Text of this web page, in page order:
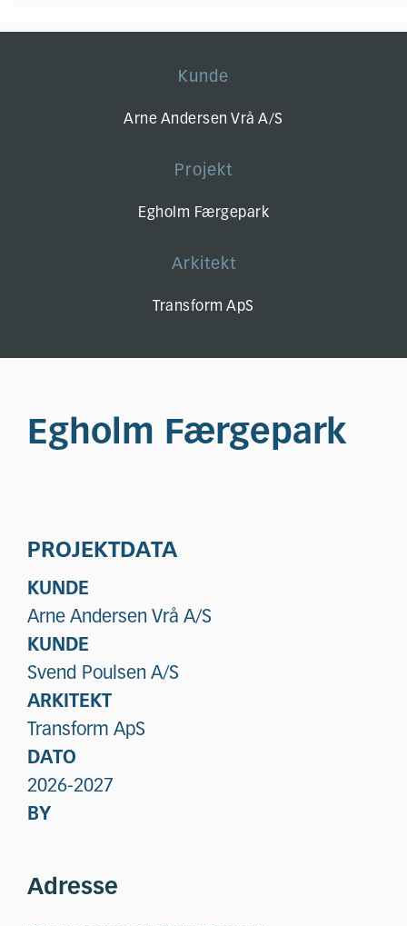
Kunde
Arne Andersen Vrå A/S
Projekt
Egholm Færgepark
Arkitekt
Transform ApS
Egholm Færgepark
PROJEKTDATA
KUNDE
Arne Andersen Vrå A/S
KUNDE
Svend Poulsen A/S
ARKITEKT
Transform ApS
DATO
2026-2027
BY
Adresse